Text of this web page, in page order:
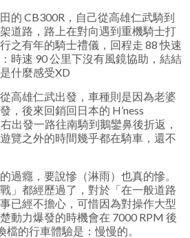
CB300R，自己從高雄仁武騎到
道路，路上在對向遇到重機騎士打
之有年的騎士禮儀，回程走 88 快速
時速 90 公里下沒有風鏡協助，結結
什麼感受XD
雄仁武出發，車種則是因為老婆
，後來回銷回日本的 H’ness
出發一路往南騎到鵝鑾鼻後折返，
覽之外的時間幾乎都在騎車，還不
癮，要說慘（淋雨）也真的慘。
」都經歷過了，對於「在一般道路
已經不擔心，可惜因為對操作大型
動力爆發的時機會在 7000 RPM 後
檔的行車體驗是：慢慢的。